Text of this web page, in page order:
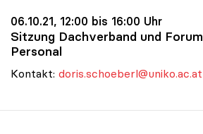
06.10.21, 12:00 bis 16:00 Uhr
Sitzung Dachverband und Forum
Personal
Kontakt: doris.schoeberl@uniko.ac.at